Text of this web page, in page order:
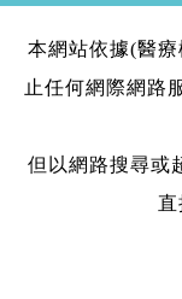
本網站依據(醫
止任何網際網路
但以網路搜尋或
直